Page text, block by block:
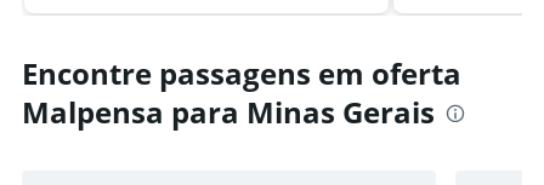
Encontre passagens em oferta
Malpensa para Minas Gerais